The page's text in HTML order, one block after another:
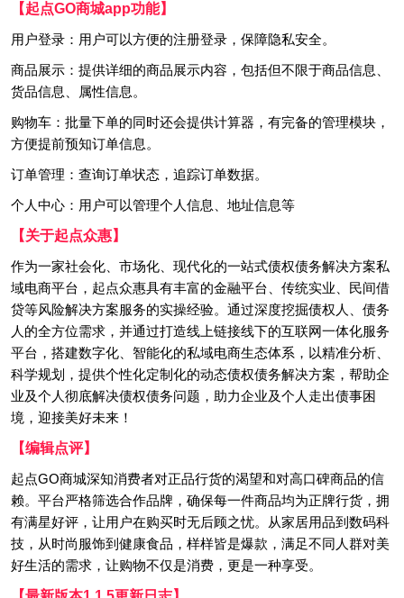
【起点GO商城app功能】
用户登录：用户可以方便的注册登录，保障隐私安全。
商品展示：提供详细的商品展示内容，包括但不限于商品信息、
货品信息、属性信息。
购物车：批量下单的同时还会提供计算器，有完备的管理模块，
方便提前预知订单信息。
订单管理：查询订单状态，追踪订单数据。
个人中心：用户可以管理个人信息、地址信息等
【关于起点众惠】
作为一家社会化、市场化、现代化的一站式债权债务解决方案私
域电商平台，起点众惠具有丰富的金融平台、传统实业、民间借
贷等风险解决方案服务的实操经验。通过深度挖掘债权人、债务
人的全方位需求，并通过打造线上链接线下的互联网一体化服务
平台，搭建数字化、智能化的私域电商生态体系，以精准分析、
科学规划，提供个性化定制化的动态债权债务解决方案，帮助企
业及个人彻底解决债权债务问题，助力企业及个人走出债事困
境，迎接美好未来！
【编辑点评】
起点GO商城深知消费者对正品行货的渴望和对高口碑商品的信
赖。平台严格筛选合作品牌，确保每一件商品均为正牌行货，拥
有满星好评，让用户在购买时无后顾之忧。从家居用品到数码科
技，从时尚服饰到健康食品，样样皆是爆款，满足不同人群对美
好生活的需求，让购物不仅是消费，更是一种享受。